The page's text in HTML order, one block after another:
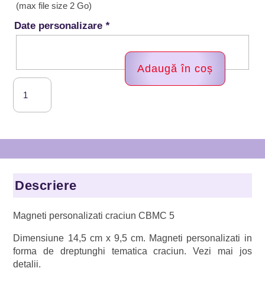
(max file size 2 Go)
Date personalizare*
Cantitate
Magneti
personalizati
Handmade,
5
Adaugă în coș
Descriere
Magneti personalizati craciun CBMC 5
Dimensiune 14,5 cm x 9,5 cm. Magneti personalizati in
forma de dreptunghi tematica craciun. Vezi mai jos
detalii.